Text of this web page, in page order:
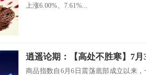
上涨6.00%、7.61%...
商品指数自6月6日震荡底部成立以来